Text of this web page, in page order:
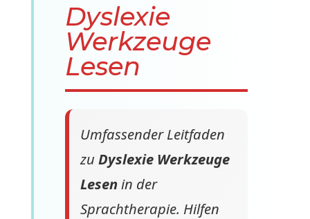
Dyslexie
Werkzeuge
Lesen
Umfassender Leitfaden
zu Dyslexie Werkzeuge
Lesenin der
Sprachtherapie. Hilfen